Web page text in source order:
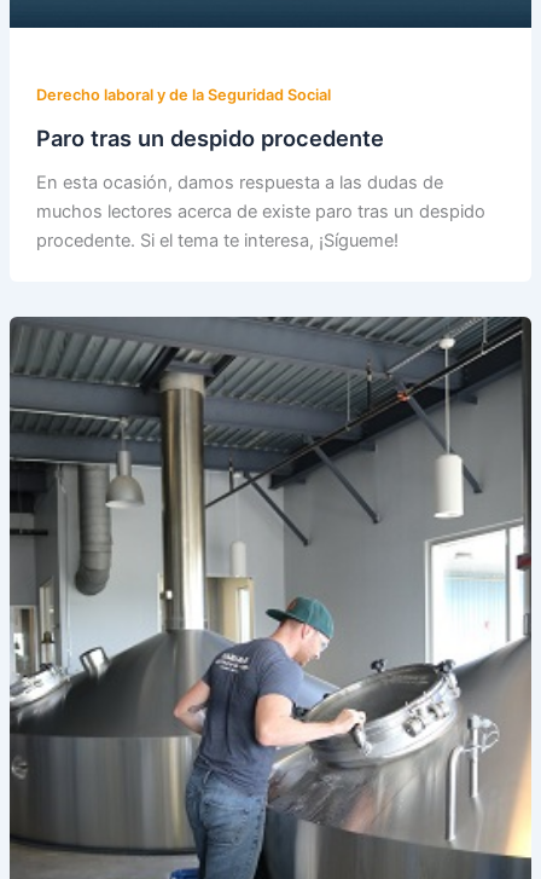
Derecho laboral y de la Seguridad Social
Paro tras un despido procedente
En esta ocasión, damos respuesta a las dudas de
muchos lectores acerca de existe paro tras un despido
procedente. Si el tema te interesa, ¡Sígueme!